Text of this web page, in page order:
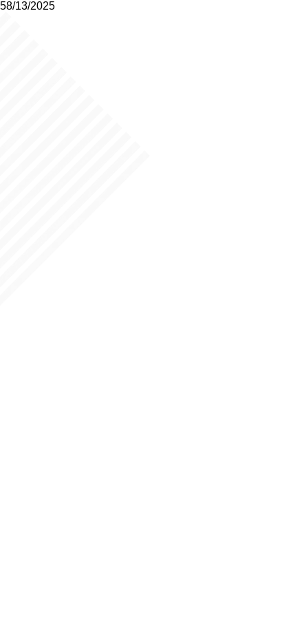
58/13/2025